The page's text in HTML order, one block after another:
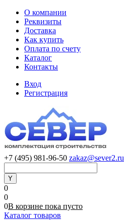
О компании
Реквизиты
Доставка
Как купить
Оплата по счету
Каталог
Контакты
Вход
Регистрация
+7 (495) 981-96-50 zakaz@sever2.ru
0
0
0В корзине пока пусто
Каталог товаров